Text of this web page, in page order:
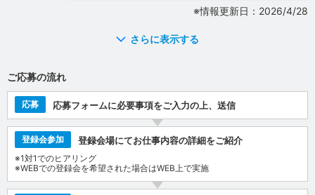
※情報更新日：2026/4/28
さらに表示する
ご応募の流れ
応募 応募フォームに必要事項をご入力の上、送信
登録会参加 登録会場にてお仕事内容の詳細をご紹介
※1対1でのヒアリング
※WEBでの登録会を希望された場合はWEB上で実施